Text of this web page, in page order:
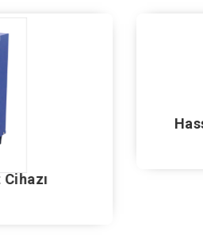
Hassas Sürtünme Direnci Test